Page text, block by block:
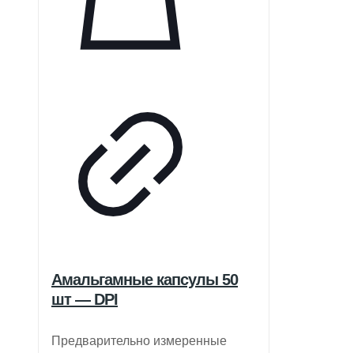
Амальгамные капсулы 50
шт — DPI
Предварительно измеренные